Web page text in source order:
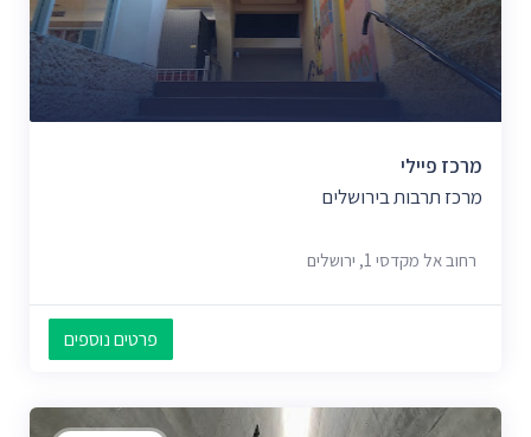
מרכז פיילי
מרכז תרבות בירושלים
רחוב אל מקדסי 1, ירושלים
פרטים נוספים